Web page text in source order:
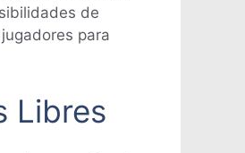
de
para
Libres